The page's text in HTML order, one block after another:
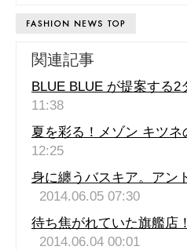
関連記事
BLUE BLUE が提案する
11:38
夏を彩る！メゾン キツ
12:25
身に纏うバスキア。アン
2014.06.05 07:30
待ち焦がれていた旗艦店
2014.06.04 00:01